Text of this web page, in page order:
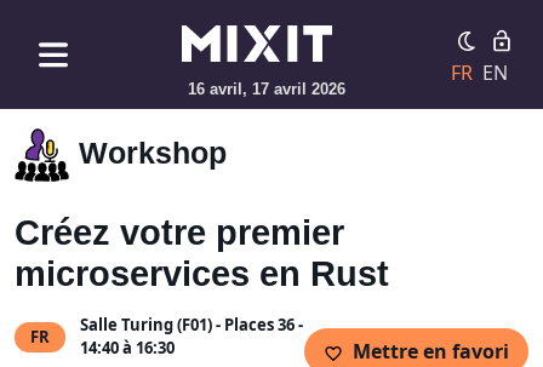
16 avril, 17 avril 2026
FR EN
Workshop
Créez votre premier
microservices en Rust
FR
Salle Turing (F01) - Places 36 -
14:40 à 16:30
Mettre en favori